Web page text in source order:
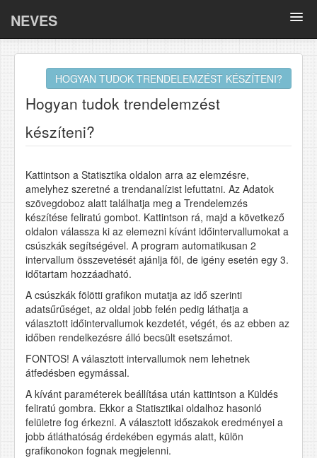
NEVES
Oki kutatások
BELLA
COVID-19
Tematikus anyagok
Adatlapok
GY.I.K.
HOGYAN TUDOK TRENDELEMZÉST KÉSZÍTENI?
Hogyan tudok trendelemzést
készíteni?
Kattintson a Statisztika oldalon arra az elemzésre,
amelyhez szeretné a trendanalízist lefuttatni. Az Adatok
szövegdoboz alatt találhatja meg a Trendelemzés
készítése feliratú gombot. Kattintson rá, majd a következő
oldalon válassza ki az elemezni kívánt időintervallumokat a
csúszkák segítségével. A program automatikusan 2
intervallum összevetését ajánlja föl, de igény esetén egy 3.
időtartam hozzáadható.
A csúszkák fölötti grafikon mutatja az idő szerinti
adatsűrűséget, az oldal jobb felén pedig láthatja a
választott időintervallumok kezdetét, végét, és az ebben az
időben rendelkezésre álló becsült esetszámot.
FONTOS! A választott intervallumok nem lehetnek
átfedésben egymással.
A kívánt paraméterek beállítása után kattintson a Küldés
feliratú gombra. Ekkor a Statisztikai oldalhoz hasonló
felületre fog érkezni. A választott időszakok eredményei a
jobb átláthatóság érdekében egymás alatt, külön
grafikonokon fognak megjelenni.